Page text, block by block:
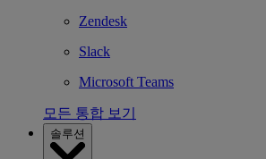
Zendesk
Slack
Microsoft Teams
모든 통합 보기
솔루션